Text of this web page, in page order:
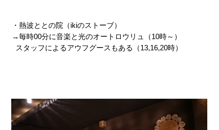
・熱波ととの院（ikiのストーブ）
→毎時00分に音楽と光のオートロウリュ（10時～）
スタッフによるアウフグースもある（13,16,20時）